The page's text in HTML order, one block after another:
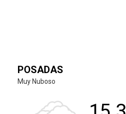
POSADAS
Muy Nuboso